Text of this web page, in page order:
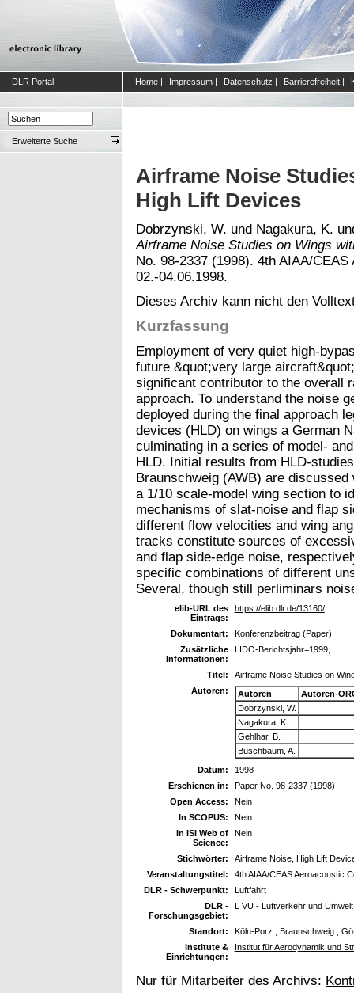
DLR Portal Home | Impressum | Datenschutz | Barrierefreiheit |
Erweiterte Suche
Airframe Noise
High Lift Devices
Dobrzynski, W. und Nagakura, K.
Airframe Noise Studies on Wings
No. 98-2337 (1998). 4th AIAA/
02.-04.06.1998.
Dieses Archiv kann nicht den
Kurzfassung
Employment of very quiet high-
future &quot;very large
significant contributor to the overall
approach. To understand the noise
deployed during the final approach
devices (HLD) on wings a German
culminating in a series of model-
HLD. Initial results from HLD-
Braunschweig (AWB) are
a 1/10 scale-model wing section to
mechanisms of slat-noise and flap
different flow velocities and wing
tracks constitute sources of
and flap side-edge noise,
specific combinations of different
Several, though still perliminars
elib-URL des
Eintrags:
https://elib.dlr.de/13160/
Dokumentart:
Konferenzbeitrag (Paper)
Zusätzliche
Informationen:
LIDO-Berichtsjahr=1999,
Titel:
Airframe Noise Studies on
Autoren:
Autoren
Autoren-
Dobrzynski, W.
Nagakura, K.
Gehlhar, B.
Buschbaum, A.
Datum:
1998
Erschienen in:
Paper No. 98-2337 (1998)
Open Access:
Nein
In SCOPUS:
Nein
In ISI Web of
Science:
Nein
Stichwörter:
Airframe Noise, High Lift
Veranstaltungstitel:
4th AIAA/CEAS Aeroacoustic
DLR - Schwerpunkt:
Luftfahrt
DLR -
Forschungsgebiet:
L VU - Luftverkehr und Umwelt
Standort:
Köln-Porz , Braunschweig ,
Institute &
Einrichtungen:
Institut für Aerodynamik und
Nur für Mitarbeiter des Archivs: